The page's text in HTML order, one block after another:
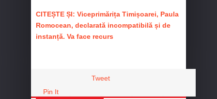
CITEȘTE ȘI: Viceprimărița Timișoarei, Paula
Romocean, declarată incompatibilă și de
instanță. Va face recurs
Tweet
Pin It